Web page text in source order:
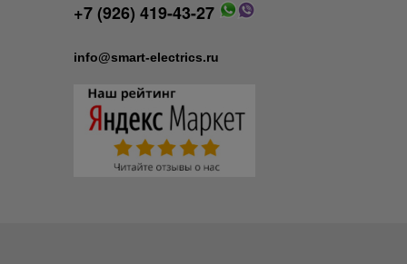
+7 (926) 419-43-27
info@smart-electrics.ru